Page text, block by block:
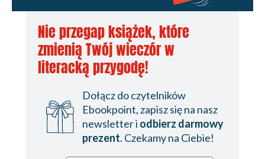
Nie przegap książek, które
zmienią Twój wieczór w
literacką przygodę!
Dołącz do czytelników
Ebookpoint, zapisz się na nasz
newsletter i odbierz darmowy
prezent. Czekamy na Ciebie!